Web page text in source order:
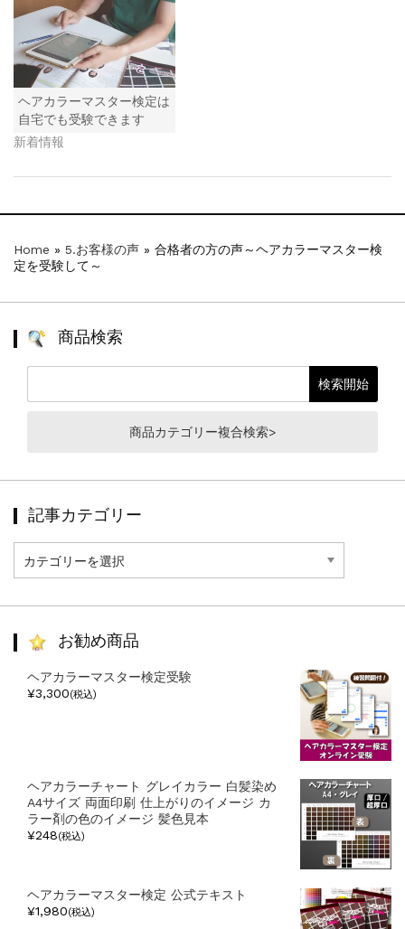
ヘアカラーマスター検定は
自宅でも受験できます
新着情報
Home » 5.お客様の声 » 合格者の方の声～ヘアカラーマスター検
定を受験して～
商品検索
商品カテゴリー複合検索>
記事カテゴリー
事
カ
お勧め商品
ヘアカラーマスター検定受験
¥3,300(税込)
ヘアカラーチャート グレイカラー 白髪染め
A4サイズ 両面印刷 仕上がりのイメージ カ
ラー剤の色のイメージ 髪色見本
¥248(税込)
ヘアカラーマスター検定 公式テキスト
¥1,980(税込)